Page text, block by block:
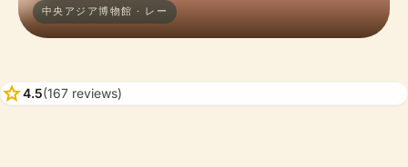
中央アジア博物館 · レー
star4.5(167 reviews)